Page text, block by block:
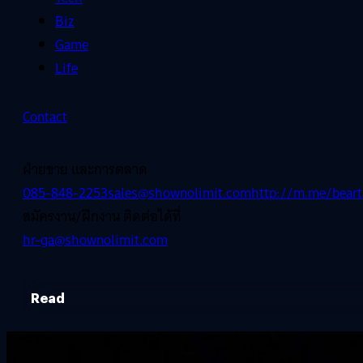
Biz
Game
Life
Contact
ฝ่ายขาย และการตลาด
085-848-2253sales@shownolimit.comhttp://m.me/
สมัครงาน/ฝึกงาน ติดต่อได้ที่
hr-ga@shownolimit.com
Read